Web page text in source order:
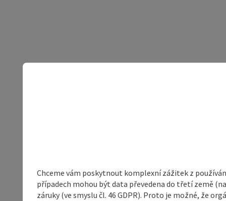
Chceme vám poskytnout komplexní zážitek z
případech mohou být data převedena do třetí země
záruky (ve smyslu čl. 46 GDPR). Proto je možné, že